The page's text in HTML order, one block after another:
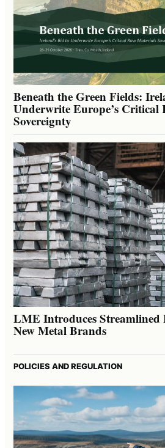
Beneath the Green Fields:
Underwrite Europe’s Critical
Sovereignty
LME Introduces Streamlined
New Metal Brands
POLICIES AND REGULATION